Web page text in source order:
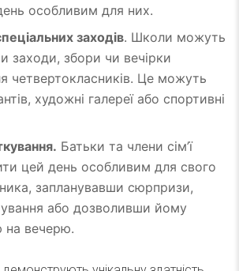
особливим для них.
заходів. Школи можуть
заходи, збори чи вечірки
четвертокласників. Це можуть
художні галереї або спортивні
Батьки та члени сім’ї
цей день особливим для свого
запланувавши сюрпризи,
або дозволивши йому
на вечерю.